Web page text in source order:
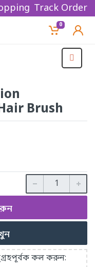
Track Order
0
Brush
কল করুন: